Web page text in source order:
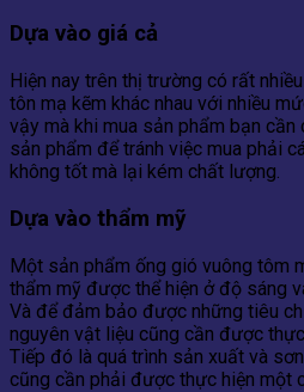
Dựa vào giá cả
Hiện nay trên thị trường có rất
tôn mạ kẽm khác nhau với nhiều
vậy mà khi mua sản phẩm bạn cần
sản phẩm để tránh việc mua phải
không tốt mà lại kém chất lượng.
Dựa vào thẩm mỹ
Một sản phẩm ống gió vuông tôm
thẩm mỹ được thể hiện ở độ sáng
Và để đảm bảo được những tiêu
nguyên vật liệu cũng cần được
Tiếp đó là quá trình sản xuất và
cũng cần phải được thực hiện một